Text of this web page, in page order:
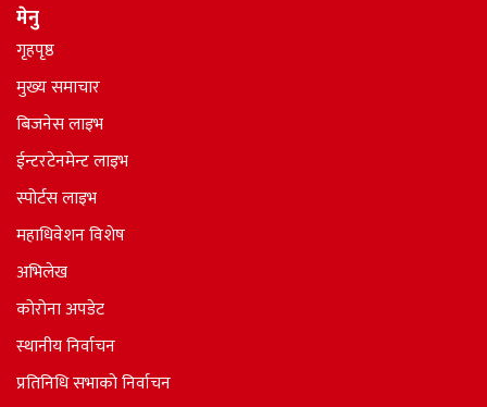
मेनु
गृहपृष्ठ
मुख्य समाचार
बिजनेस लाइभ
ईन्टरटेनमेन्ट लाइभ
स्पोर्टस लाइभ
महाधिवेशन विशेष
अभिलेख
कोरोना अपडेट
स्थानीय निर्वाचन
प्रतिनिधि सभाकाे निर्वाचन